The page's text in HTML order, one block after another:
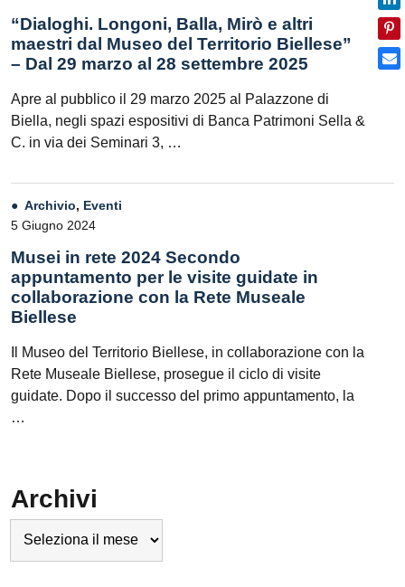
“Dialoghi. Longoni, Balla, Mirò e altri
maestri dal Museo del Territorio Biellese”
– Dal 29 marzo al 28 settembre 2025
Apre al pubblico il 29 marzo 2025 al Palazzone di
Biella, negli spazi espositivi di Banca Patrimoni Sella &
C. in via dei Seminari 3, …
Archivio, Eventi
5 Giugno 2024
Musei in rete 2024 Secondo
appuntamento per le visite guidate in
collaborazione con la Rete Museale
Biellese
Il Museo del Territorio Biellese, in collaborazione con la
Rete Museale Biellese, prosegue il ciclo di visite
guidate. Dopo il successo del primo appuntamento, la
…
Archivi